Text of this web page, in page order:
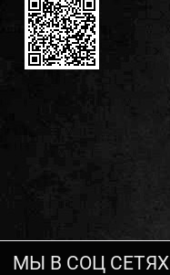
МЫ В СОЦ СЕТЯХ